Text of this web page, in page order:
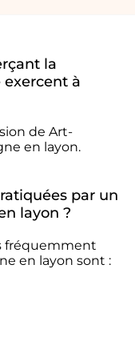
la
à
de Art-
en layon.
par un
layon ?
fréquemment
en layon sont :